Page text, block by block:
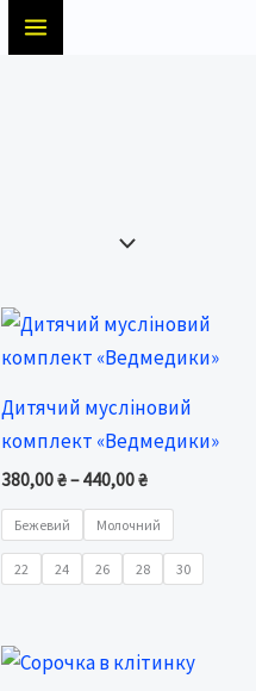
Дитячий мусліновий
комплект «Ведмедики»
380,00₴– 440,00₴
Price
380,00 ₴
440,00 ₴
Бежевий Молочний
22 24 26 28 30
Price
range: